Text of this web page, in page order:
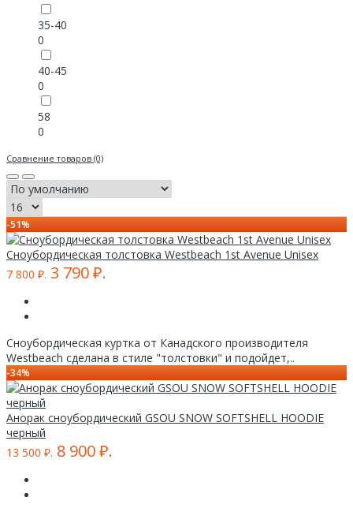
35-40
0
40-45
0
58
0
Сравнение товаров (0)
-51%
Cноубордическая толстовка Westbeach 1st Avenue Unisex
7 800 ₽. 3 790 ₽.
Сноубордическая куртка от Канадского производителя
Westbeach сделана в стиле "толстовки" и подойдет,..
-34%
Анорак сноубордический GSOU SNOW SOFTSHELL HOODIE
черный
13 500 ₽. 8 900 ₽.